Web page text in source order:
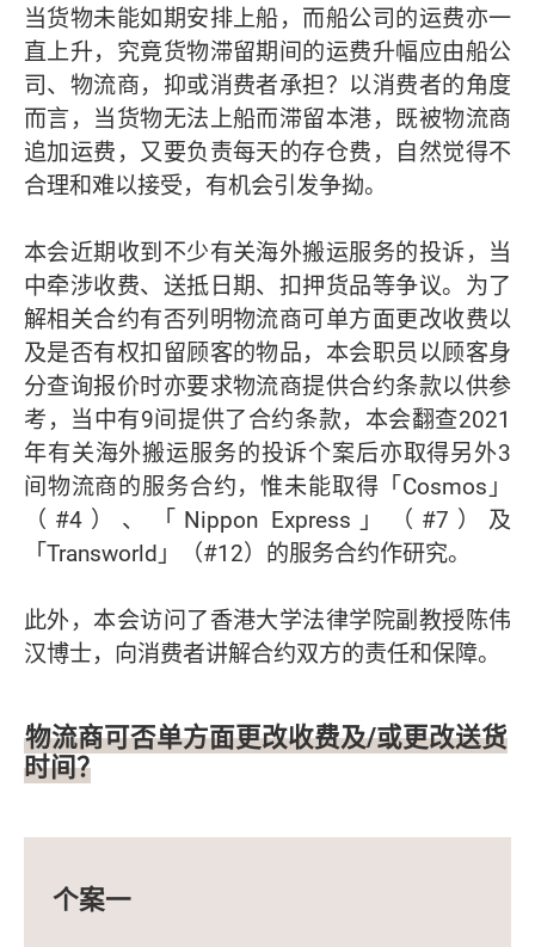
当货物未能如期安排上船，而船公司的运费亦一
直上升，究竟货物滞留期间的运费升幅应由船公
司、物流商，抑或消费者承担？以消费者的角度
而言，当货物无法上船而滞留本港，既被物流商
追加运费，又要负责每天的存仓费，自然觉得不
合理和难以接受，有机会引发争拗。
本会近期收到不少有关海外搬运服务的投诉，当
中牵涉收费、送抵日期、扣押货品等争议。为了
解相关合约有否列明物流商可单方面更改收费以
及是否有权扣留顾客的物品，本会职员以顾客身
分查询报价时亦要求物流商提供合约条款以供参
考，当中有9间提供了合约条款，本会翻查2021
年有关海外搬运服务的投诉个案后亦取得另外3
间物流商的服务合约，惟未能取得「Cosmos」
（#4）、「Nippon Express」（#7）及
「Transworld」（#12）的服务合约作研究。
此外，本会访问了香港大学法律学院副教授陈伟
汉博士，向消费者讲解合约双方的责任和保障。
物流商可否单方面更改收费及/或更改送货
时间？
个案一